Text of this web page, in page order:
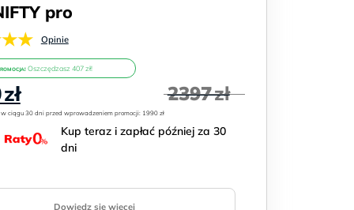
pro
Opinie
Oszczędzasz 407 zł!
2397zł
zł
wynosi:
1990 zł.Kup teraz i zapłać później za 30
dni
Dowiedz się więcej